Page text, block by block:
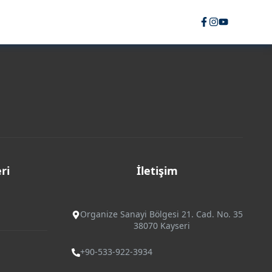
İletişim
Organize Sanayi Bölgesi 21. Cad. No. 35
38070 Kayseri
+90-533-922-3934